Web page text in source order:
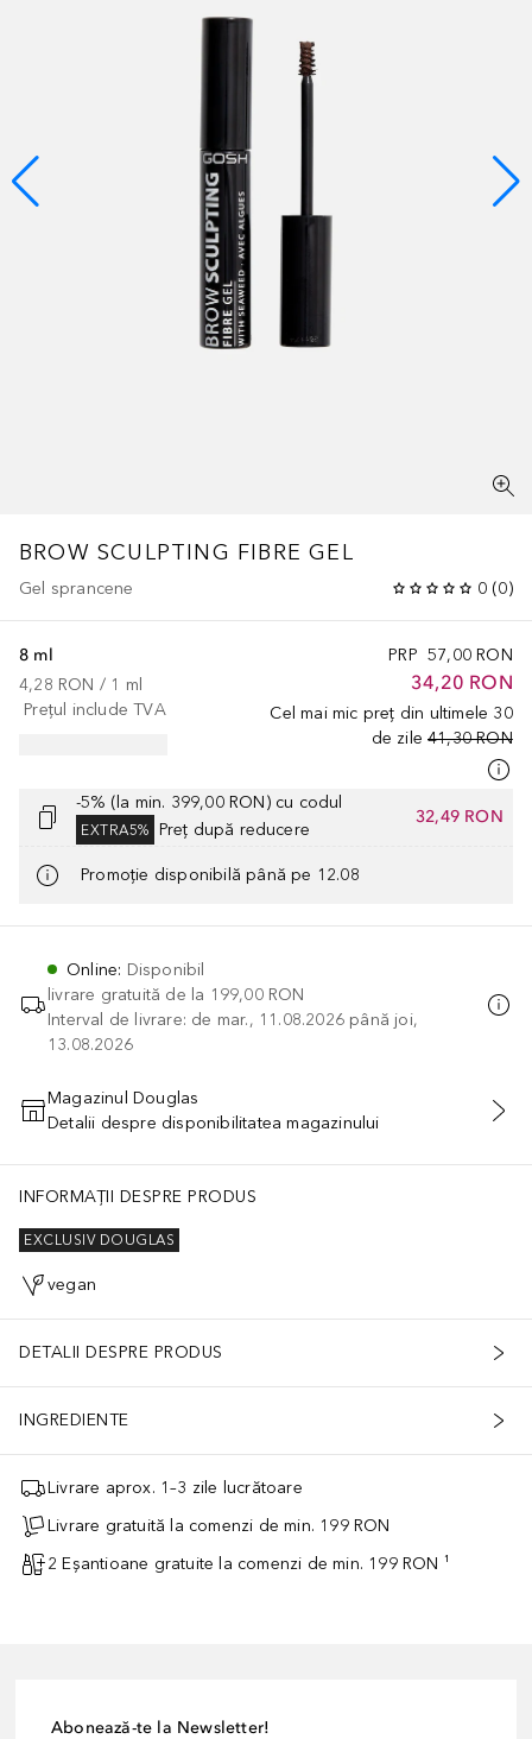
BROW SCULPTING FIBRE GEL
Gel sprancene 0 (0)
PRP 57,00 RON
34,20 RON
Cel mai mic preț din ultimele 30
de zile 41,30 RON
8 ml
4,28 RON / 1 ml
Prețul include TVA
-5% (la min. 399,00 RON) cu codul
EXTRA5% Preț după reducere
32,49 RON
Promoție disponibilă până pe 12.08
Online: Disponibil
livrare gratuită de la 199,00 RON
Interval de livrare: de mar., 11.08.2026 până joi,
13.08.2026
ADĂUGAȚI ÎN COŞ
Magazinul Douglas
Detalii despre disponibilitatea magazinului
INFORMAȚII DESPRE PRODUS
EXCLUSIV DOUGLAS
vegan
DETALII DESPRE PRODUS
INGREDIENTE
Livrare aprox. 1–3 zile lucrătoare
Livrare gratuită la comenzi de min. 199 RON
2 Eșantioane gratuite la comenzi de min. 199 RON ¹
Abonează-te la Newsletter!